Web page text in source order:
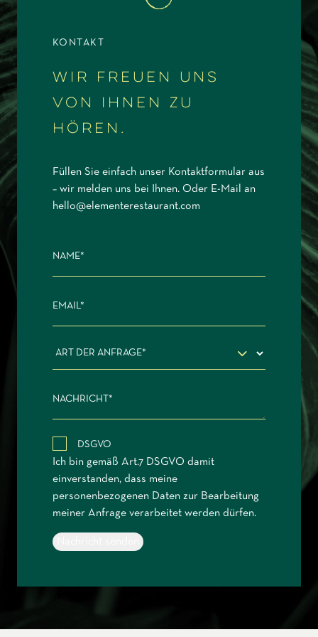
KONTAKT
Wir freuen uns
von Ihnen zu
hören.
Füllen Sie einfach unser Kontaktformular aus
– wir melden uns bei Ihnen. Oder E-Mail an
hello@elementerestaurant.com
DSGVO
Ich bin gemäß Art.7 DSGVO damit
einverstanden, dass meine
personenbezogenen Daten zur Bearbeitung
meiner Anfrage verarbeitet werden dürfen.